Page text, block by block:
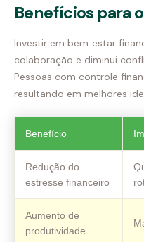
Benefícios para
Investir em bem‑estar
colaboração e diminui
Pessoas com controle
resultando em melhores
Benefício
Redução do
estresse financeiro
Aumento de
produtividade